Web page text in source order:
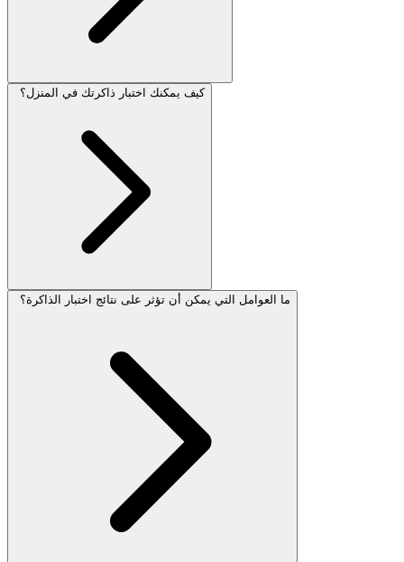
كيف يمكنك اختبار ذاكرتك في المنزل؟
ما العوامل التي يمكن أن تؤثر على نتائج اختبار الذاكرة؟